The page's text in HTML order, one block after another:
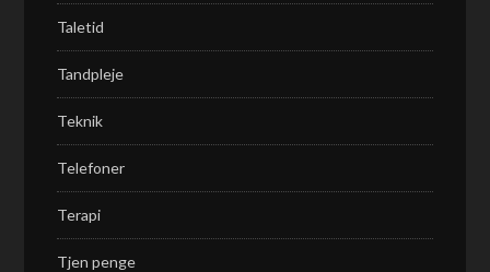
Taletid
Tandpleje
Teknik
Telefoner
Terapi
Tjen penge